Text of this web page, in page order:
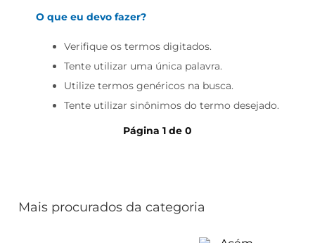
O que eu devo fazer?
Verifique os termos digitados.
Tente utilizar uma única palavra.
Utilize termos genéricos na busca.
Tente utilizar sinônimos do termo desejado.
Página 1de 0
Mais procurados da categoria